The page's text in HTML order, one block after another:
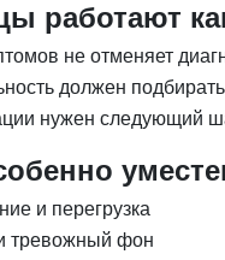
работают
не отменяет
должен
нужен следующий
и перегрузка
тревожный фон